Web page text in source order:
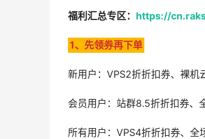
福利汇总专区： https://
1、先领券再下单
新用户：VPS2折折扣券、裸
会员用户：站群8.5折折扣券、
所有用户：VPS4折折扣券、